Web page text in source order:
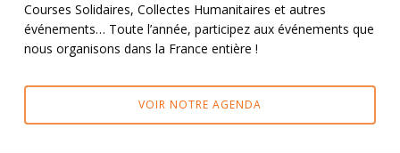
Courses Solidaires, Collectes Humanitaires et autres
événements… Toute l’année, participez aux événements que
nous organisons dans la France entière !
VOIR NOTRE AGENDA